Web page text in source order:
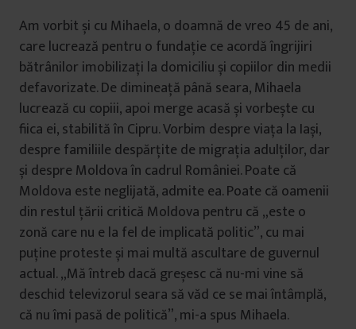
Am vorbit și cu Mihaela, o doamnă de vreo 45 de ani,
care lucrează pentru o fundație ce acordă îngrijiri
bătrânilor imobilizați la domiciliu și copiilor din medii
defavorizate. De dimineață până seara, Mihaela
lucrează cu copiii, apoi merge acasă și vorbește cu
fiica ei, stabilită în Cipru. Vorbim despre viața la Iași,
despre familiile despărțite de migrația adulților, dar
și despre Moldova în cadrul României. Poate că
Moldova este neglijată, admite ea. Poate că oamenii
din restul țării critică Moldova pentru că „este o
zonă care nu e la fel de implicată politic”, cu mai
puține proteste și mai multă ascultare de guvernul
actual. „Mă întreb dacă greșesc că nu-mi vine să
deschid televizorul seara să văd ce se mai întâmplă,
că nu îmi pasă de politică”, mi-a spus Mihaela.